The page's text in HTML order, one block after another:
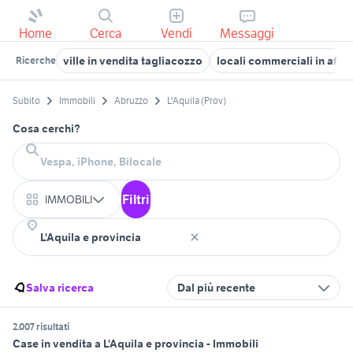
Home Cerca Vendi Messaggi
Ricerche ville in vendita tagliacozzo locali commerciali in
Subito Immobili Abruzzo L'Aquila (Prov)
Cosa cerchi?
IMMOBILI Filtri
Salva ricerca Dal più recente
2.007 risultati
Case in vendita a L'Aquila e provincia - Immobili